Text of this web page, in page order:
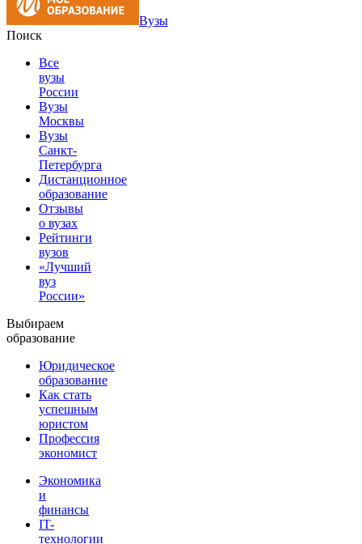
Вузы
Поиск
Все
вузы
России
Вузы
Москвы
Вузы
Санкт-
Петербурга
Дистанционное
образование
Отзывы
о вузах
Рейтинги
вузов
«Лучший
вуз
России»
Выбираем
образование
Юридическое
образование
Как стать
успешным
юристом
Профессия
экономист
Экономика
и
финансы
IT-
технологии